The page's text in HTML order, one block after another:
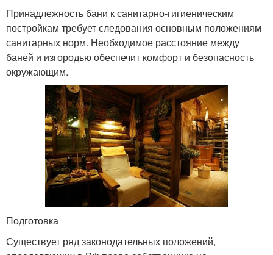
Принадлежность бани к санитарно-гигиеническим
постройкам требует следования основным положениям
санитарных норм. Необходимое расстояние между
баней и изгородью обеспечит комфорт и безопасность
окружающим.
Подготовка
Существует ряд законодательных положений,